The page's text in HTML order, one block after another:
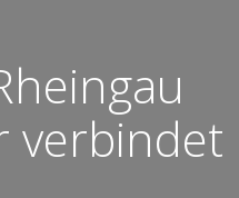
verbindet